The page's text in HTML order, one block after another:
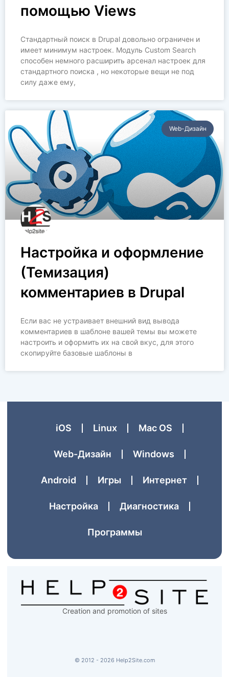
помощью Views
Стандартный поиск в Drupal довольно ограничен и
имеет минимум настроек. Модуль Custom Search
способен немного расширить арсенал настроек для
стандартного поиска , но некоторые вещи не под
силу даже ему,
Web-Дизайн
Настройка и оформление
(Темизация)
комментариев в Drupal
Если вас не устраивает внешний вид вывода
комментариев в шаблоне вашей темы вы можете
настроить и оформить их на свой вкус, для этого
скопируйте базовые шаблоны в
iOS Linux Mac OS
Web-Дизайн Windows
Аndroid Игры Интернет
Настройка Диагностика
Программы
Creation and promotion of sites
© 2012 - 2026 Help2Site.com